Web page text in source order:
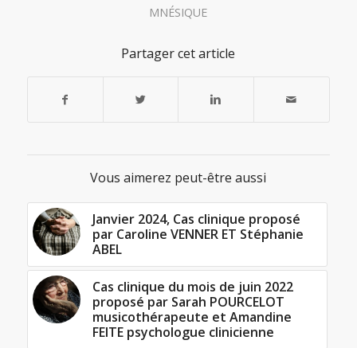
MNÉSIQUE
Partager cet article
Vous aimerez peut-être aussi
Janvier 2024, Cas clinique proposé
par Caroline VENNER ET Stéphanie
ABEL
Cas clinique du mois de juin 2022
proposé par Sarah POURCELOT
musicothérapeute et Amandine
FEITE psychologue clinicienne